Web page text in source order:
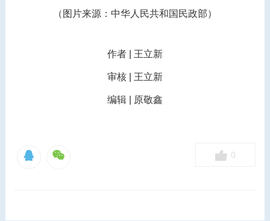
（图片来源：中华人民共和国民政部）
作者 | 王立新
审核 | 王立新
编辑 | 原敬鑫
0